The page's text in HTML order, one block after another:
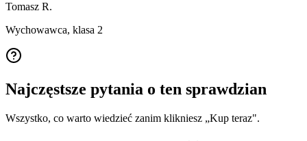
Tomasz R.
Wychowawca, klasa 2
Najczęstsze pytania o ten sprawdzian
Wszystko, co warto wiedzieć zanim klikniesz „Kup teraz".